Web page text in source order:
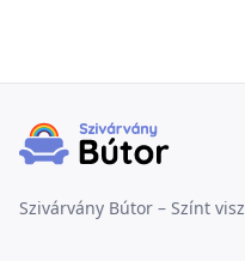
Szivárvány Bútor – Színt